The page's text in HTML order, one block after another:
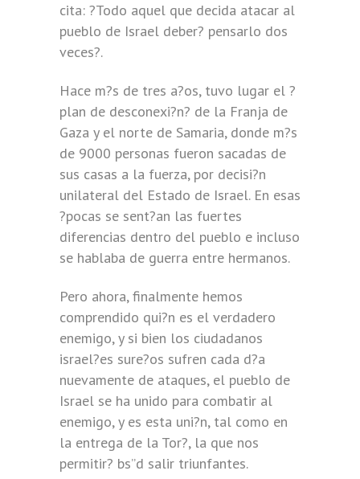
cita: ?Todo aquel que decida atacar al
pueblo de Israel deber? pensarlo dos
veces?.
Hace m?s de tres a?os, tuvo lugar el ?
plan de desconexi?n? de la Franja de
Gaza y el norte de Samaria, donde m?s
de 9000 personas fueron sacadas de
sus casas a la fuerza, por decisi?n
unilateral del Estado de Israel. En esas
?pocas se sent?an las fuertes
diferencias dentro del pueblo e incluso
se hablaba de guerra entre hermanos.
Pero ahora, finalmente hemos
comprendido qui?n es el verdadero
enemigo, y si bien los ciudadanos
israel?es sure?os sufren cada d?a
nuevamente de ataques, el pueblo de
Israel se ha unido para combatir al
enemigo, y es esta uni?n, tal como en
la entrega de la Tor?, la que nos
permitir? bs”d salir triunfantes.